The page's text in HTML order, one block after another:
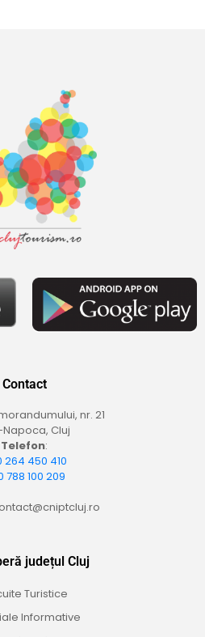
Contact
nr. 21
Napoca, Cluj
Telefon:
264 450 410
788 100 209
județul Cluj
Turistice
Informative